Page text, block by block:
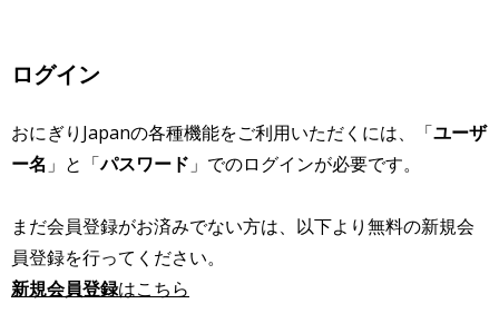
ログイン
おにぎりJapanの各種機能をご利用いただくには、「ユーザ
ー名 」と「パスワード 」でのログインが必要です。
まだ会員登録がお済みでない方は、以下より無料の新規会
員登録を行ってください。
新規会員登録はこちら